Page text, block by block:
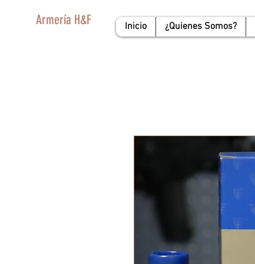
Armería H&F Inicio ¿Quienes Somos?